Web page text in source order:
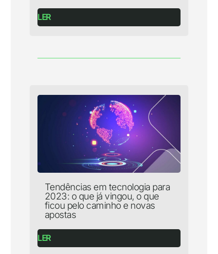
LER
Tendências em tecnologia para
2023: o que já vingou, o que
ficou pelo caminho e novas
apostas
LER